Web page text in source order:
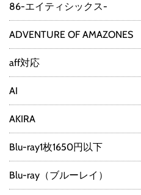
86-エイティシックス-
ADVENTURE OF AMAZONES
aff対応
AI
AKIRA
Blu-ray1枚1650円以下
Blu-ray（ブルーレイ）